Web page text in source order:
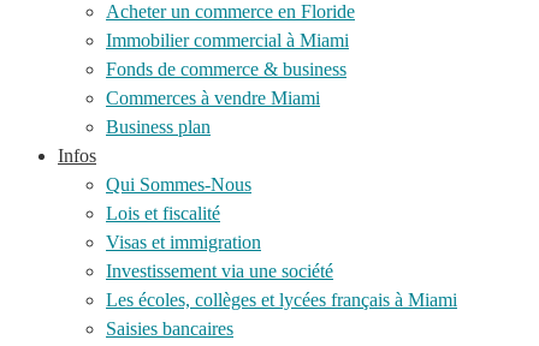
Acheter un commerce en Floride
Immobilier commercial à Miami
Fonds de commerce & business
Commerces à vendre Miami
Business plan
Infos
Qui Sommes-Nous
Lois et fiscalité
Visas et immigration
Investissement via une société
Les écoles, collèges et lycées français à Miami
Saisies bancaires